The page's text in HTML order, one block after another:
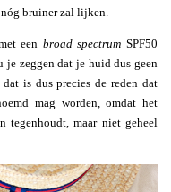
bruiner zal lijken.
een broad spectrum SPF50
zeggen dat je huid dus geen
is dus precies de reden dat
mag worden, omdat het
tegenhoudt, maar niet geheel